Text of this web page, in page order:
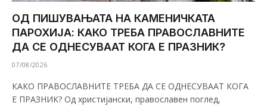
ОД ПИШУВАЊАТА НА КАМЕНИЧКАТА
ПАРОХИЈА: КАКО ТРЕБА ПРАВОСЛАВНИТЕ
ДА СЕ ОДНЕСУВААТ КОГА Е ПРАЗНИК?
07/08/2026
КАКО ПРАВОСЛАВНИТЕ ТРЕБА ДА СЕ ОДНЕСУВААТ КОГА
Е ПРАЗНИК? Од христијански, православен поглед,